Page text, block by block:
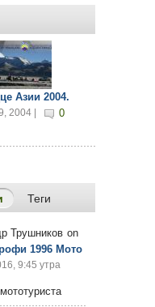
Азии 2004.
2004 | 0
(активная вкладка)
Теги
Трушников on
1996 Мото
9:45 утра